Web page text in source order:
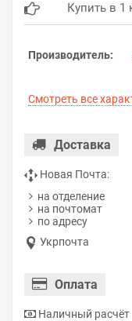
Купить в 1
Производитель:
Смотреть все
Доставка
Новая Почта:
на отделение
на почтомат
по адресу
Укрпочта
Оплата
Наличный расчёт